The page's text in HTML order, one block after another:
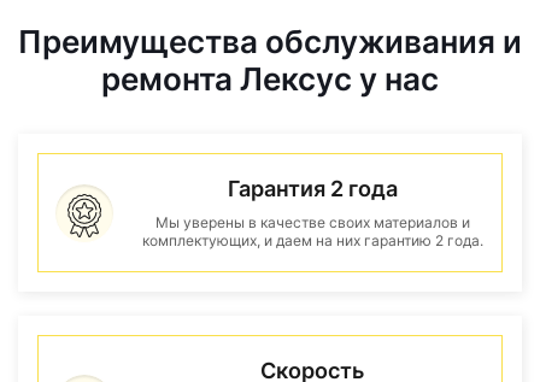
Преимущества обслуживания и
ремонта Лексус у нас
Гарантия 2 года
Мы уверены в качестве своих материалов и
комплектующих, и даем на них гарантию 2 года.
Скорость